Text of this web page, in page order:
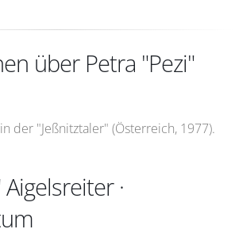
über Petra "Pezi"
der "Jeßnitztaler" (Österreich, 1977).
·